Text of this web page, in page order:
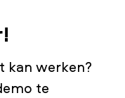
kan werken?
te